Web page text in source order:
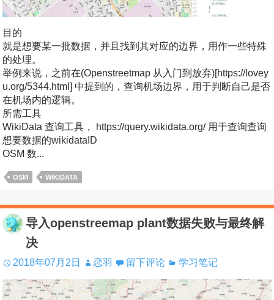
目的
就是想要某一批数据，并且找到其对应的边界，用作一些特殊
的处理。
举例来说，之前在(Openstreetmap 从入门到放弃)[https://lovey
u.org/5344.html] 中提到的，查询机场边界，用于判断自己是否
在机场内的逻辑。
所需工具
WikiData 查询工具， https://query.wikidata.org/ 用于查询查询
想要数据的wikidataID
OSM 数...
OSM WIKIDATA
导入openstreemap plant数据失败与最终解
决
2018年07月2日 恋羽 留下评论 学习笔记